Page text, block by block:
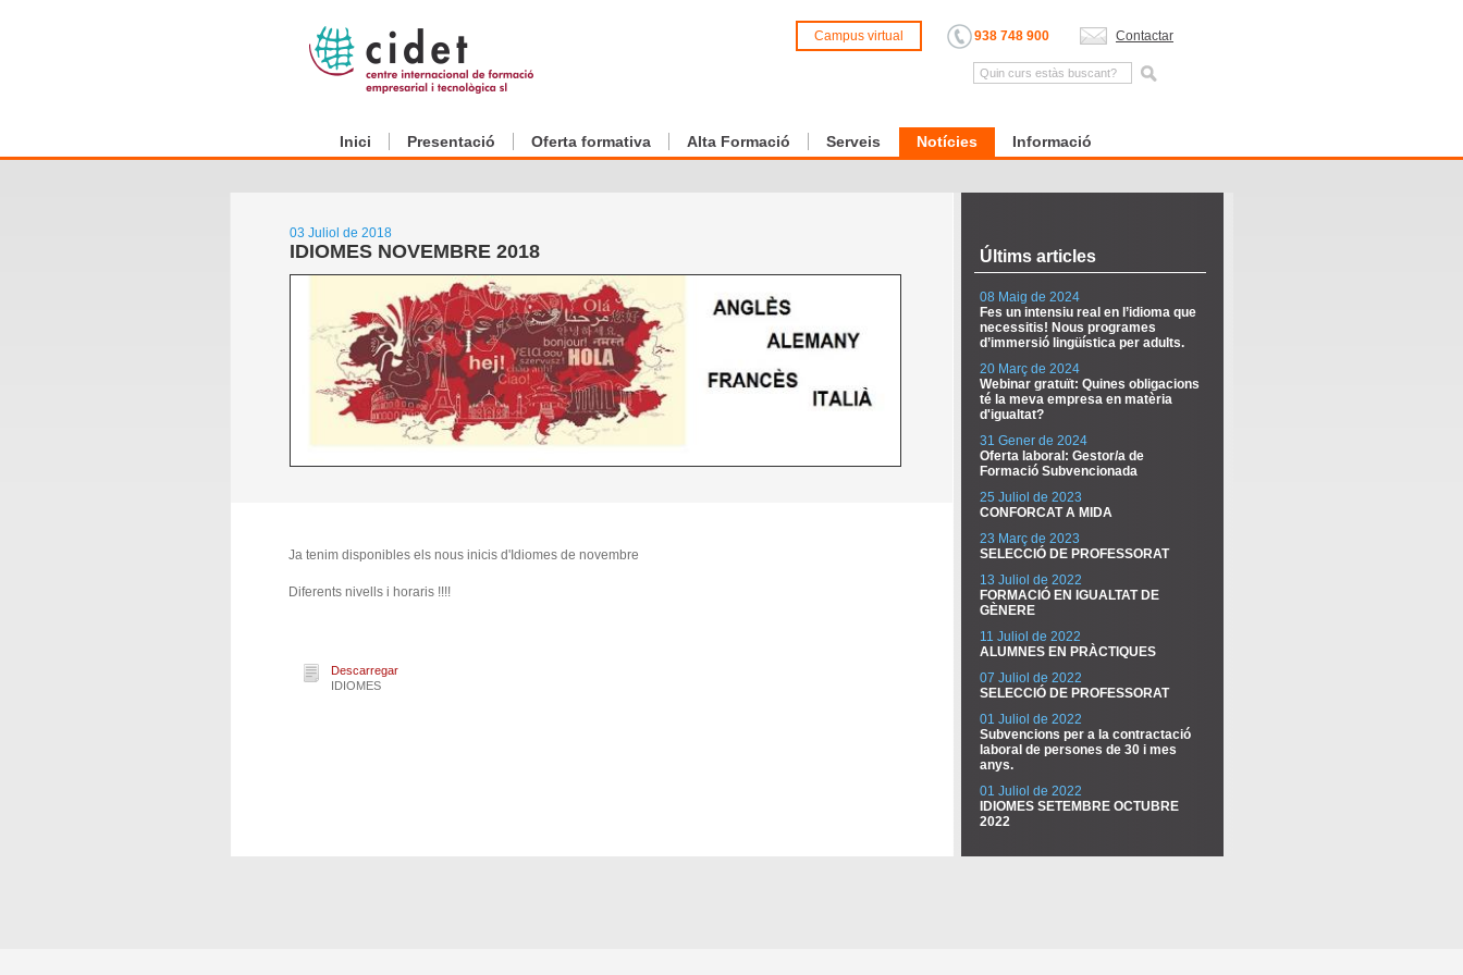
Campus virtual 938 748 900 Contactar
Inici Presentació Oferta formativa Alta Formació Serveis Notícies Informació
03 Juliol de 2018
IDIOMES NOVEMBRE 2018
Ja tenim disponibles els nous inicis d'Idiomes de novembre
Diferents nivells i horaris !!!!
Descarregar
IDIOMES
Últims articles
08 Maig de 2024
Fes un intensiu real en l’idioma que
necessitis! Nous programes
d’immersió lingüística per adults.
20 Març de 2024
Webinar gratuït: Quines obligacions
té la meva empresa en matèria
d'igualtat?
31 Gener de 2024
Oferta laboral: Gestor/a de
Formació Subvencionada
25 Juliol de 2023
CONFORCAT A MIDA
23 Març de 2023
SELECCIÓ DE PROFESSORAT
13 Juliol de 2022
FORMACIÓ EN IGUALTAT DE
GÈNERE
11 Juliol de 2022
ALUMNES EN PRÀCTIQUES
07 Juliol de 2022
SELECCIÓ DE PROFESSORAT
01 Juliol de 2022
Subvencions per a la contractació
laboral de persones de 30 i mes
anys.
01 Juliol de 2022
IDIOMES SETEMBRE OCTUBRE
2022